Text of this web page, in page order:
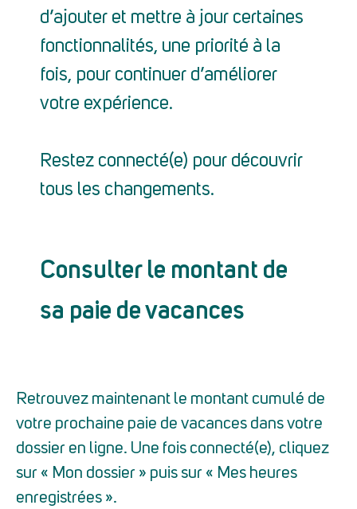
d’ajouter et mettre à jour certaines
fonctionnalités, une priorité à la
fois, pour continuer d’améliorer
votre expérience.
Restez connecté(e) pour découvrir
tous les changements.
Consulter le montant de
sa paie de vacances
Retrouvez maintenant le montant cumulé de
votre prochaine paie de vacances dans votre
dossier en ligne. Une fois connecté(e), cliquez
sur « Mon dossier » puis sur « Mes heures
enregistrées ».